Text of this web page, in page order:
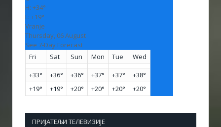
H: +34°
L: +19°
Vranje
Thursday, 06 August
See 7-Day Forecast
Fri
Sat Sun Mon Tue Wed
+33° +36° +36° +37° +37° +38°
+19° +19° +20° +20° +20° +20°
ПРИЈАТЕЉИ ТЕЛЕВИЗИЈЕ